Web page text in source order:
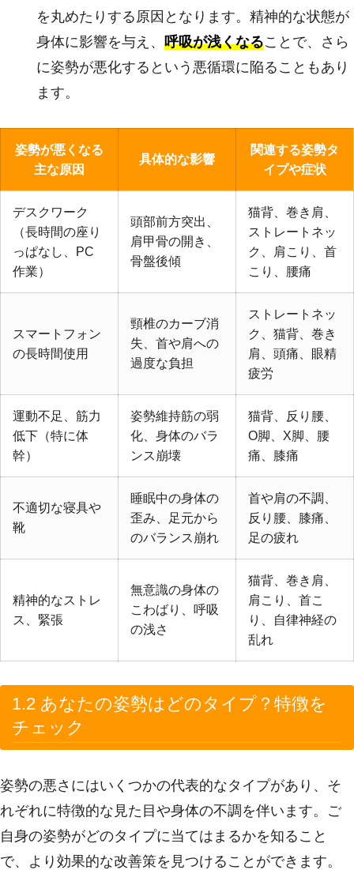
を丸めたりする原因となります。精神的な状態が
身体に影響を与え、呼吸が浅くなることで、さら
に姿勢が悪化するという悪循環に陥ることもあり
ます。
姿勢が悪くなる
主な原因
具体的な影響
関連する姿勢タ
イプや症状
デスクワーク
（長時間の座り
っぱなし、PC
作業）
頭部前方突出、
肩甲骨の開き、
骨盤後傾
猫背、巻き肩、
ストレートネッ
ク、肩こり、首
こり、腰痛
スマートフォン
の長時間使用
頸椎のカーブ消
失、首や肩への
過度な負担
ストレートネッ
ク、猫背、巻き
肩、頭痛、眼精
疲労
運動不足、筋力
低下（特に体
幹）
姿勢維持筋の弱
化、身体のバラ
ンス崩壊
猫背、反り腰、
O脚、X脚、腰
痛、膝痛
不適切な寝具や
靴
睡眠中の身体の
歪み、足元から
のバランス崩れ
首や肩の不調、
反り腰、膝痛、
足の疲れ
精神的なストレ
ス、緊張
無意識の身体の
こわばり、呼吸
の浅さ
猫背、巻き肩、
肩こり、首こ
り、自律神経の
乱れ
1.2 あなたの姿勢はどのタイプ？特徴を
チェック
姿勢の悪さにはいくつかの代表的なタイプがあり、そ
れぞれに特徴的な見た目や身体の不調を伴います。ご
自身の姿勢がどのタイプに当てはまるかを知ること
で、より効果的な改善策を見つけることができます。